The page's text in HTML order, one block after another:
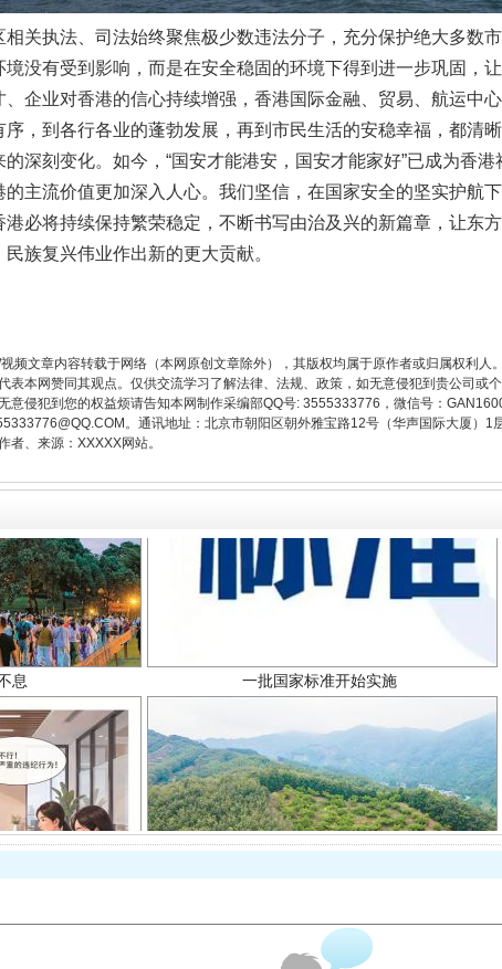
执法、司法始终聚焦极少数违法分子，充分保护绝大多数
没有受到影响，而是在安全稳固的环境下得到进一步巩固，
企业对香港的信心持续增强，香港国际金融、贸易、航运中
，到各行各业的蓬勃发展，再到市民生活的安稳幸福，都清
深刻变化。如今，“国安才能港安，国安才能家好”已成为香
主流价值更加深入人心。我们坚信，在国家安全的坚实护航
必将持续保持繁荣稳定，不断书写由治及兴的新篇章，让东
族复兴伟业作出新的更大贡献。
视频文章内容转载于网络（本网原创文章除外），其版权均属于原作者或归属权利
表本网赞同其观点。仅供交流学习了解法律、法规、政策，如无意侵犯到贵公司或
意侵犯到您的权益烦请告知本网制作采编部QQ号: 3555333776，微信号：
。通讯地址：北京市朝阳区朝外雅宝路12号（华声国际大厦）1
者、来源：XXXXX网站。
素超标问题” 法徽映军营 权益有保障
息
幌子 以产业富民促振兴